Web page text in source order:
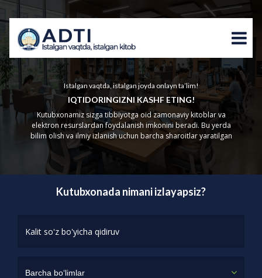
Istalgan vaqtda, istalgan joyda onlayn ta’lim!
IQTIDORINGIZNI KASHF ETING!
Kutubxonamiz sizga tibbiyotga oid zamonaviy kitoblar va
elektron resurslardan foydalanish imkonini beradi. Bu yerda
bilim olish va ilmiy izlanish uchun barcha sharoitlar yaratilgan
Kutubxonada nimani izlayapsiz?
Barcha bo‘limlar